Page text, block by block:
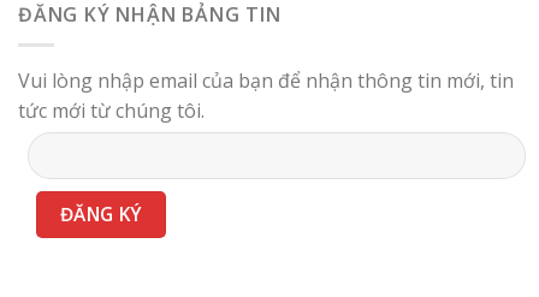
ĐĂNG KÝ NHẬN BẢNG TIN
Vui lòng nhập email của bạn để nhận thông tin mới, tin
tức mới từ chúng tôi.